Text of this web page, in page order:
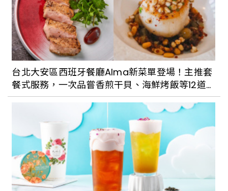
【Walker說走就走】Podcast EP183：冬
季的東北，美到冒泡（下）
【Walker說走就走】Podcast EP184：
聊一集台南牛肉湯的故鄉～善化
台北大安區西班牙餐廳Alma新菜單登場！主推套
餐式服務，一次品嘗香煎干貝、海鮮烤飯等12道
傳統美食